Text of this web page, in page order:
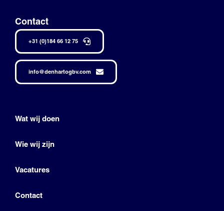
Contact
+31 (0)184 66 12 75
info@denhartogbv.com
Wat wij doen
Wie wij zijn
Vacatures
Contact